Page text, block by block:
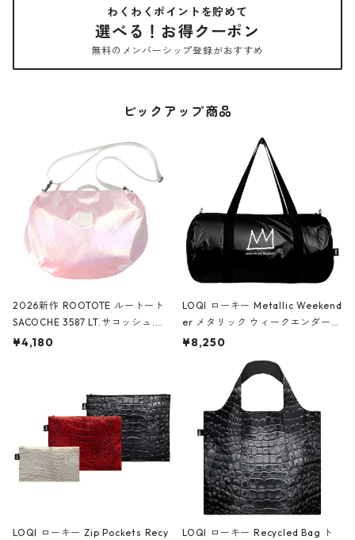
わくわくポイントを貯めて
選べる！お得クーポン
無料のメンバーシップ登録がおすすめ
ピックアップ商品
2026新作 ROOTOTE ルートート
SACOCHE 3587 LT.サコッシュ.ル
ミエ-B ショルダーバッグ グロスピ
¥4,180
LOQI ローキー Metallic Weekend
er メタリック ウィークエンダー
ボストンバッグ ショルダーバッグ
Black ジャン=ミッシェル・バスキ
ア/クラウン ブラック
¥8,250
LOQI ローキー Zip Pockets Recy
LOQI ローキー Recycled Bag ト